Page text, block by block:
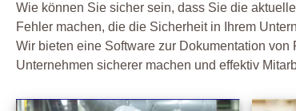
Wie können Sie sicher sein, dass Sie die
Fehler machen, die die Sicherheit in Ihrem
Wir bieten eine Software zur Dokumentation
Unternehmen sicherer machen und effektiv